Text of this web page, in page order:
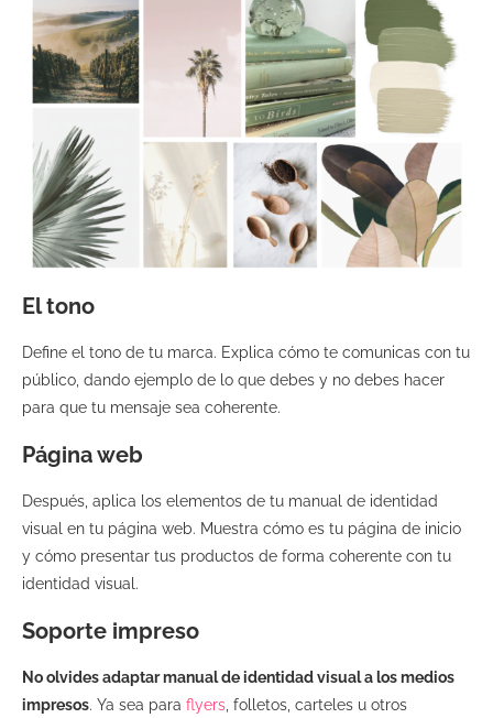
El tono
Define el tono de tu marca. Explica cómo te comunicas con tu
público, dando ejemplo de lo que debes y no debes hacer
para que tu mensaje sea coherente.
Página web
Después, aplica los elementos de tu manual de identidad
visual en tu página web. Muestra cómo es tu página de inicio
y cómo presentar tus productos de forma coherente con tu
identidad visual.
Soporte impreso
No olvides adaptar manual de identidad visual a los medios
impresos. Ya sea para flyers , folletos, carteles u otros